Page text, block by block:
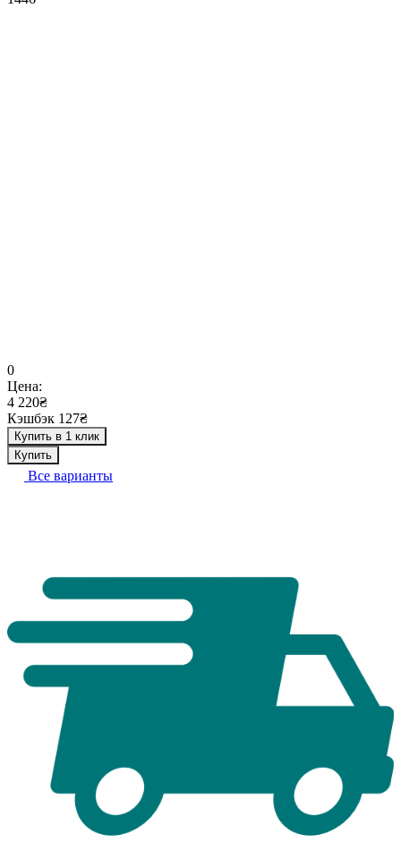
0
Цена:
4 220₴
Кэшбэк 127₴
Купить в 1 клик
Купить
Все варианты